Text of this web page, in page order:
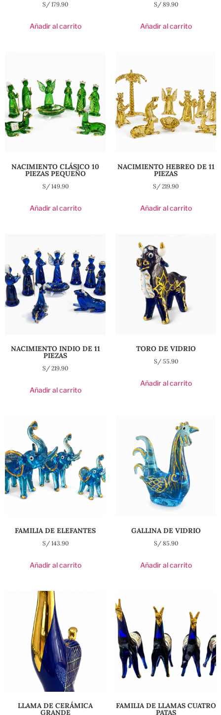
S/ 179.90
Añadir al carrito
S/89.90
Añadir al carrito
NACIMIENTO CLÁSICO 10
PIEZAS PEQUEÑO
S/149.90
Añadir al carrito
NACIMIENTO HEBREO DE 11
PIEZAS
S/ 219.90
Añadir al carrito
NACIMIENTO INDIO DE 11
PIEZAS
S/ 219.90
Añadir al carrito
TORO DE VIDRIO
S/55.90
Añadir al carrito
FAMILIA DE ELEFANTES
S/143.90
Añadir al carrito
GALLINA DE VIDRIO
S/85.90
Añadir al carrito
LLAMA DE CERÁMICA
GRANDE
FAMILIA DE LLAMAS CUATRO
PATAS